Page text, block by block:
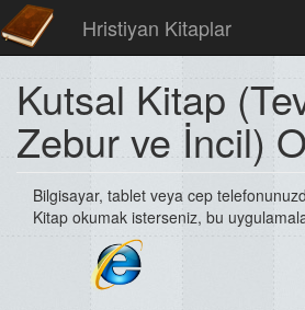
Hristiyan Kitaplar
Kutsal Kitap
Zebur ve İncil)
Bilgisayar, tablet veya cep
Kitap okumak isterseniz, bu